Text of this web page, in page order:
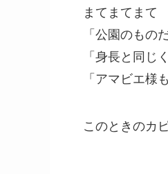
まてまてまて
「公園のもの
「身長と同じ
「アマビエ様
このときのカ